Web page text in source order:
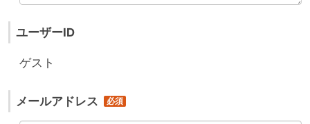
ユーザーID
ゲスト
メールアドレス